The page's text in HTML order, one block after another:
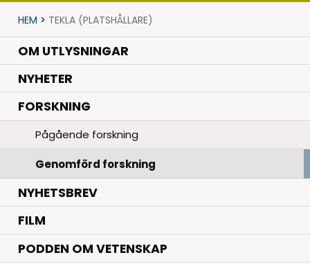
HEM > TEKLA (PLATSHÅLLARE)
OM UTLYSNINGAR
NYHETER.
FORSKNING.
Pågående forskning
Genomförd forskning
NYHETSBREV
FILM
PODDEN OM VETENSKAP